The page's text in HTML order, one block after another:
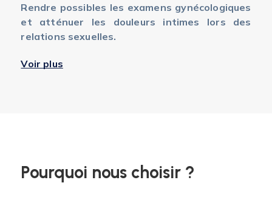
Rendre possibles les examens gynécologiques
et atténuer les douleurs intimes lors des
relations sexuelles.
Fabriqués en
Ils sont fabriqués en:
Voir plus
Pourquoi nous choisir ?